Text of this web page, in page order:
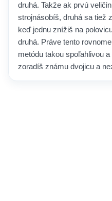
druhá. Takže ak prvú
strojnásobíš, druhá sa tiež
keď jednu znížiš na
druhá. Práve tento
metódu takou spoľahlivou
zoradíš známu dvojicu a